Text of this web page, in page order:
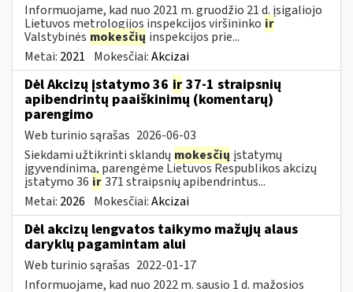
Informuojame, kad nuo 2021 m. gruodžio 21 d. įsigaliojo
Lietuvos metrologijos inspekcijos viršininko ir
Valstybinės mokesčių inspekcijos prie...
Metai: 2021 Mokesčiai:Akcizai
Dėl Akcizų įstatymo 36 ir 37-1 straipsnių
apibendrintų paaiškinimų (komentarų)
parengimo
Web turinio sąrašas 2026-06-03
Siekdami užtikrinti sklandų mokesčių įstatymų
įgyvendinimą, parengėme Lietuvos Respublikos akcizų
įstatymo 36 ir371 straipsnių apibendrintus...
Metai: 2026 Mokesčiai:Akcizai
Dėl akcizų lengvatos taikymo mažųjų alaus
daryklų pagamintam alui
Web turinio sąrašas 2022-01-17
Informuojame, kad nuo 2022 m. sausio 1 d. mažosios